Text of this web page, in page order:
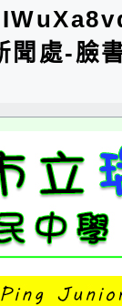
聞處-臉